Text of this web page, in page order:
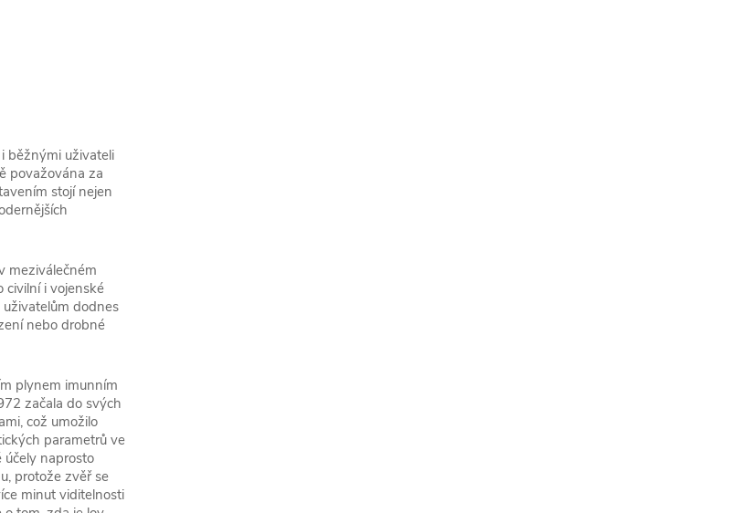
běžnými uživateli
považována za
stojí nejen
meziválečném
civilní i vojenské
dodnes
nebo drobné
plynem imunním
začala do svých
což umožilo
parametrů ve
účely naprosto
protože zvěř se
minut viditelnosti